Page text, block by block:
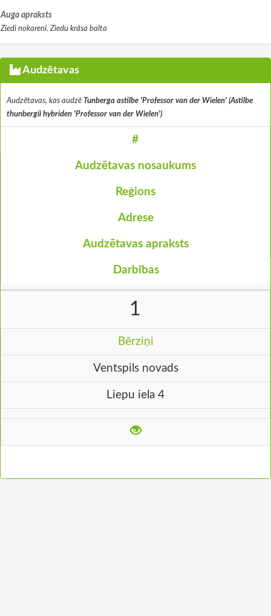
Auga apraksts
Ziedi nokareni. Ziedu krāsa balta
Audzētavas
Audzētavas, kas audzē Tunberga astilbe 'Professor van der Wielen' (Astilbe
thunbergii hybriden 'Professor van der Wielen')
#
Audzētavas nosaukums
Reģions
Adrese
Audzētavas apraksts
Darbības
1
Bērziņi
Ventspils novads
Liepu iela 4